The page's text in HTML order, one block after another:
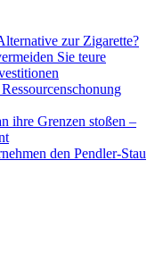
zur Zigarette?
Sie teure
ihre Grenzen stoßen –
den Pendler-Stau